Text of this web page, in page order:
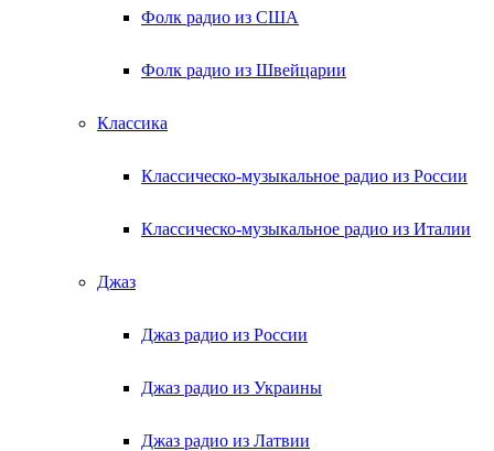
Фолк радио из США
Фолк радио из Швейцарии
Классика
Классическо-музыкальное радио из России
Классическо-музыкальное радио из Италии
Джаз
Джаз радио из России
Джаз радио из Украины
Джаз радио из Латвии